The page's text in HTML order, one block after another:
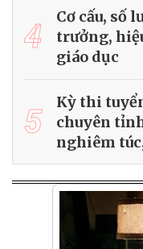
4
Cơ cấu, số
trưởng,
giáo dục
5
Kỳ thi
chuyên
nghiêm